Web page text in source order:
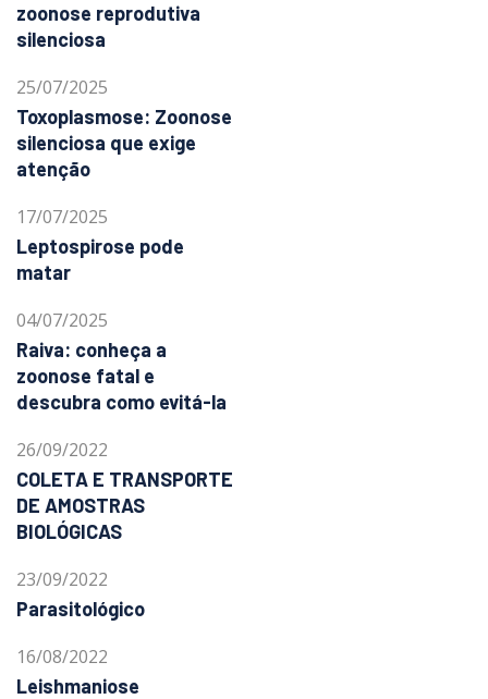
zoonose reprodutiva
silenciosa
25/07/2025
Toxoplasmose: Zoonose
silenciosa que exige
atenção
17/07/2025
Leptospirose pode
matar
04/07/2025
Raiva: conheça a
zoonose fatal e
descubra como evitá-la
26/09/2022
COLETA E TRANSPORTE
DE AMOSTRAS
BIOLÓGICAS
23/09/2022
Parasitológico
16/08/2022
Leishmaniose